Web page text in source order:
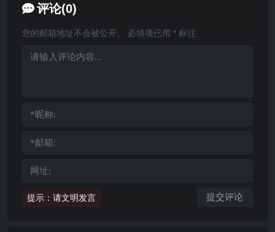
评论(0)
提示：请文明发言
您的邮箱地址不会被公开。 必填项已用 * 标注